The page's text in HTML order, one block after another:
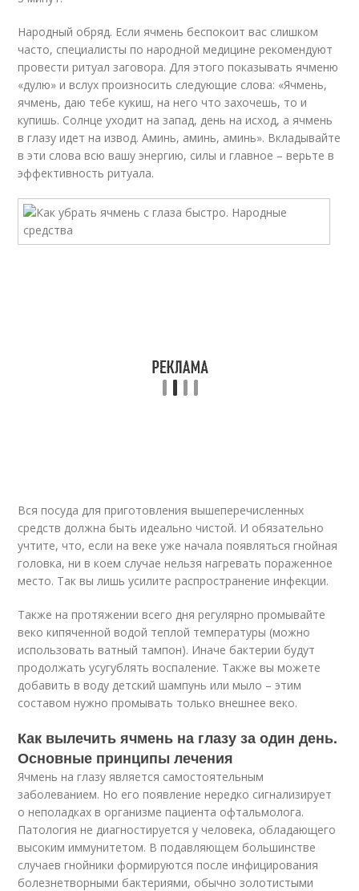
Народный обряд. Если ячмень беспокоит вас слишком
часто, специалисты по народной медицине рекомендуют
провести ритуал заговора. Для этого показывать ячменю
«дулю» и вслух произносить следующие слова: «Ячмень,
ячмень, даю тебе кукиш, на него что захочешь, то и
купишь. Солнце уходит на запад, день на исход, а ячмень
в глазу идет на извод. Аминь, аминь, аминь». Вкладывайте
в эти слова всю вашу энергию, силы и главное – верьте в
эффективность ритуала.
Вся посуда для приготовления вышеперечисленных
средств должна быть идеально чистой. И обязательно
учтите, что, если на веке уже начала появляться гнойная
головка, ни в коем случае нельзя нагревать пораженное
место. Так вы лишь усилите распространение инфекции.
Также на протяжении всего дня регулярно промывайте
веко кипяченной водой теплой температуры (можно
использовать ватный тампон). Иначе бактерии будут
продолжать усугублять воспаление. Также вы можете
добавить в воду детский шампунь или мыло – этим
составом нужно промывать только внешнее веко.
Как вылечить ячмень на глазу за один день.
Основные принципы лечения
Ячмень на глазу является самостоятельным
заболеванием. Но его появление нередко сигнализирует
о неполадках в организме пациента офтальмолога.
Патология не диагностируется у человека, обладающего
высоким иммунитетом. В подавляющем большинстве
случаев гнойники формируются после инфицирования
болезнетворными бактериями, обычно золотистыми